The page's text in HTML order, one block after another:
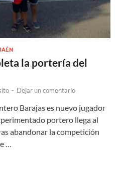
la portería del
- Dejar un comentario
Barajas es nuevo jugador
portero llega al
abandonar la competición
…